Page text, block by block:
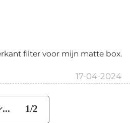
filter voor mijn matte box.
17-04-2024
... 1/2